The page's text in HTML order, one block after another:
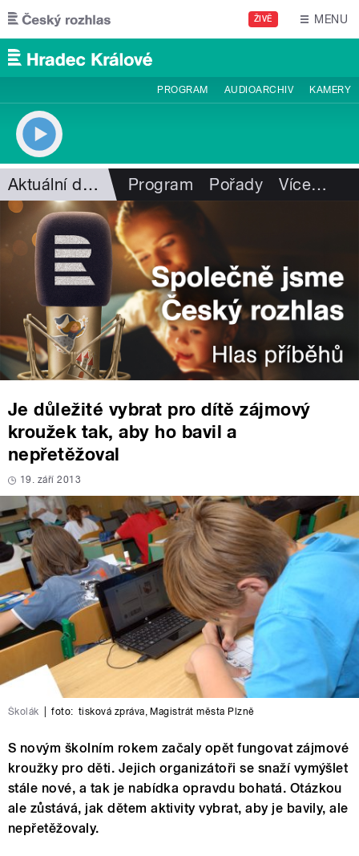
Přejít k hlavnímu obsahu
ŽIVĚ MENU
PROGRAM AUDIOARCHIV KAMERY
Aktuální dění Program Pořady Více…
Je důležité vybrat pro dítě zájmový
kroužek tak, aby ho bavil a
nepřetěžoval
19. září 2013
Školák foto: tisková zpráva, Magistrát města Plzně
S novým školním rokem začaly opět fungovat zájmové
kroužky pro děti. Jejich organizátoři se snaží vymýšlet
stále nové, a tak je nabídka opravdu bohatá. Otázkou
ale zůstává, jak dětem aktivity vybrat, aby je bavily, ale
nepřetěžovaly.